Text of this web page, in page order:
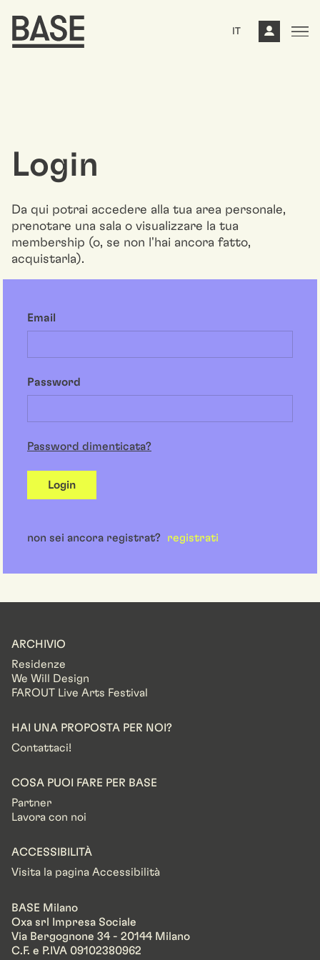
IT
Login
Da qui potrai accedere alla tua area personale,
prenotare una sala o visualizzare la tua
membership (o, se non l'hai ancora fatto,
acquistarla).
Email
Password
Password dimenticata?
Login
non sei ancora registrat? registrati
ARCHIVIO
Residenze
We Will Design
FAROUT Live Arts Festival
HAI UNA PROPOSTA PER NOI?
Contattaci!
COSA PUOI FARE PER BASE
Partner
Lavora con noi
ACCESSIBILITÀ
Visita la pagina Accessibilità
BASE Milano
Oxa srl Impresa Sociale
Via Bergognone 34 - 20144 Milano
C.F. e P.IVA 09102380962